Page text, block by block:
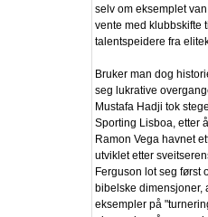
selv om eksemplet
vente med klubbskifte
talentspeidere fra
Bruker man dog
seg lukrative
Mustafa Hadji tok
Sporting Lisboa, etter
Ramon Vega havnet
utviklet etter
Ferguson lot seg først
bibelske dimensjoner,
eksempler på